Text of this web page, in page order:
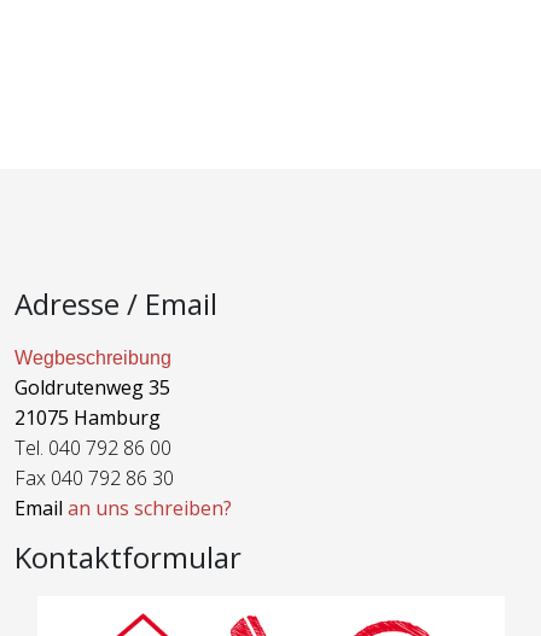
Adresse / Email
Wegbeschreibung
Goldrutenweg 35
21075 Hamburg
Tel. 040 792 86 00
Fax 040 792 86 30
Email an uns schreiben?
Kontaktformular